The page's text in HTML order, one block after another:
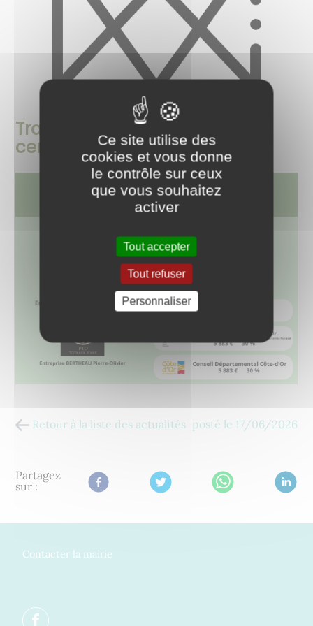
Travaux de restauration de
certains vitraux de l'église
Retour à la liste des actualités posté le 17/06/2026
Partagez
sur :
Contacter la mairie
Ce site utilise des
cookies et vous donne
le contrôle sur ceux
que vous souhaitez
activer
Tout accepter
Tout refuser
Personnaliser